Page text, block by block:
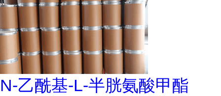
N-乙酰基-L-半胱氨酸甲酯